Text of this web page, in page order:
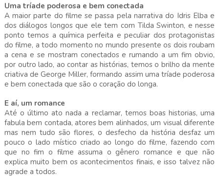
Uma tríade poderosa e bem conectada
A maior parte do filme se passa pela narrativa do Idris Elba e
dos diálogos longos que ele tem com Tilda Swinton, e nesse
ponto temos a química perfeita e peculiar dos protagonistas
do filme, a todo momento no mundo presente os dois roubam
a cena e se mostram conectados e rumando a um fim obvio,
por outro lado, ao contar as histórias, temos o brilho da mente
criativa de George Miller, formando assim uma tríade poderosa
e bem conectada que são o coração do longa.
E aí, um romance
Até o último ato nada a reclamar, temos boas historias, uma
fabula bem contada, atores bem alinhados, um visual diferente
mas nem tudo são flores, o desfecho da história desfaz um
pouco o lado místico criado ao longo do filme, fazendo com
que no fim o filme assuma o gênero romance e que não
explica muito bem os acontecimentos finais, e isso talvez não
agrade a todos.